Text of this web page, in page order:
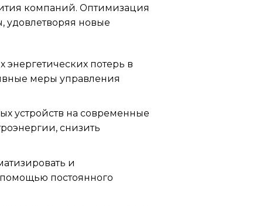
компаний. Оптимизация
удовлетворяя новые
потерь в
меры управления
устройств на современные
снизить
и
постоянного